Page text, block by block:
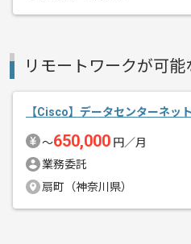
リモートワークが可能
【Cisco】データセンターネッ
〜650,000 円／月
業務委託
扇町（神奈川県）